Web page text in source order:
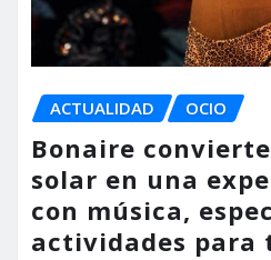
ACTUALIDAD OCIO
Bonaire
solar en una
con música,
actividades para